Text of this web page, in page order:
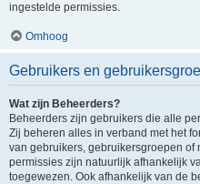
ingestelde permissies.
Omhoog
Gebruikers en
Wat zijn Beheerders?
Beheerders zijn gebruikers die alle
Zij beheren alles in verband met het
van gebruikers, gebruikersgroepen of
permissies zijn natuurlijk afhankelijk
toegewezen. Ook afhankelijk van de